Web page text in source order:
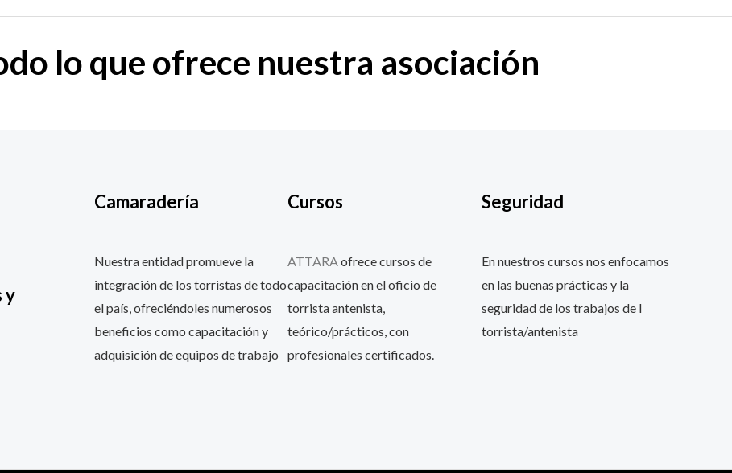
lo que ofrece nuestra asociación
y
Camaradería
Nuestra entidad promueve la
integración de los torristas de todo
el país, ofreciéndoles numerosos
beneficios como capacitación y
adquisición de equipos de trabajo
Cursos
ATTARAofrece cursos de
capacitación en el oficio de
torrista antenista,
teórico/prácticos, con
profesionales certificados.
Seguridad
En nuestros cursos nos enfocamos
en las buenas prácticas y la
seguridad de los trabajos de l
torrista/antenista